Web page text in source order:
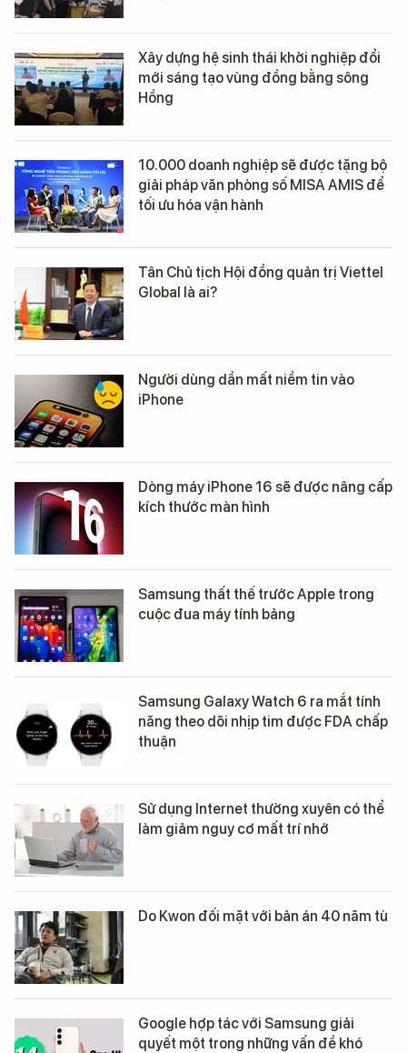
Xây dựng hệ sinh thái khởi nghiệp đổi
mới sáng tạo vùng đồng bằng sông
Hồng
10.000 doanh nghiệp sẽ được tặng bộ
giải pháp văn phòng số MISA AMIS để
tối ưu hóa vận hành
Tân Chủ tịch Hội đồng quản trị Viettel
Global là ai?
Người dùng dần mất niềm tin vào
iPhone
Dòng máy iPhone 16 sẽ được nâng cấp
kích thước màn hình
Samsung thất thế trước Apple trong
cuộc đua máy tính bảng
Samsung Galaxy Watch 6 ra mắt tính
năng theo dõi nhịp tim được FDA chấp
thuận
Sử dụng Internet thường xuyên có thể
làm giảm nguy cơ mất trí nhớ
Do Kwon đối mặt với bản án 40 năm tù
Google hợp tác với Samsung giải
quyết một trong những vấn đề khó